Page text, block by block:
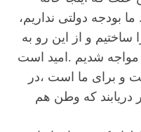
بودجه دولتی نداریم،
ساختیم و از این رو به
مواجه شدیم .امید است
و برای ما است ،در
دریابند که وطن هم